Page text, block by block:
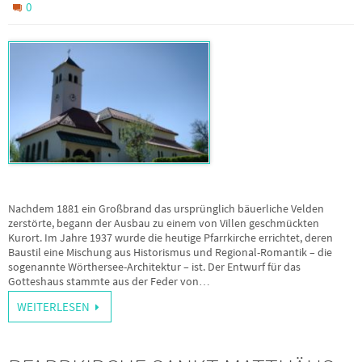
0
Nachdem 1881 ein Großbrand das ursprünglich bäuerliche Velden
zerstörte, begann der Ausbau zu einem von Villen geschmückten
Kurort. Im Jahre 1937 wurde die heutige Pfarrkirche errichtet, deren
Baustil eine Mischung aus Historismus und Regional-Romantik – die
sogenannte Wörthersee-Architektur – ist. Der Entwurf für das
Gotteshaus stammte aus der Feder von…
WEITERLESEN